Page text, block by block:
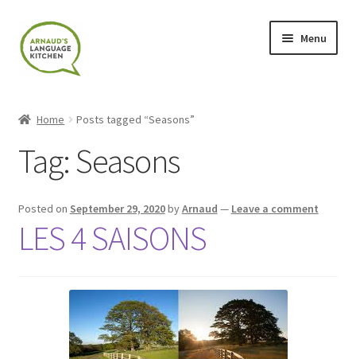
Skip
to
navigation
Skip
to
content
Menu
Contact Me
Home Posts tagged “Seasons”
Tag:Seasons
Posted on September 29, 2020byArnaud — Leave a comment
LES 4 SAISONS